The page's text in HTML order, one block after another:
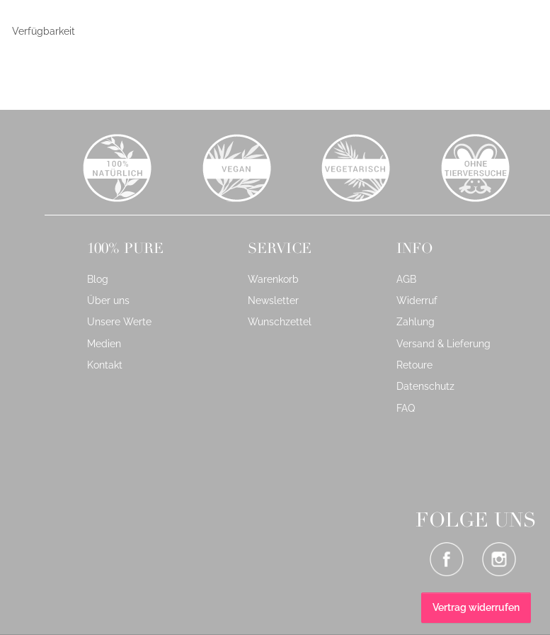
Verfügbarkeit
100% PURE
Blog
Über uns
Unsere Werte
Medien
Kontakt
SERVICE
Warenkorb
Newsletter
Wunschzettel
INFO
AGB
Widerruf
Zahlung
Versand & Lieferung
Retoure
Datenschutz
FAQ
FOLGE UNS
Vertrag widerrufen